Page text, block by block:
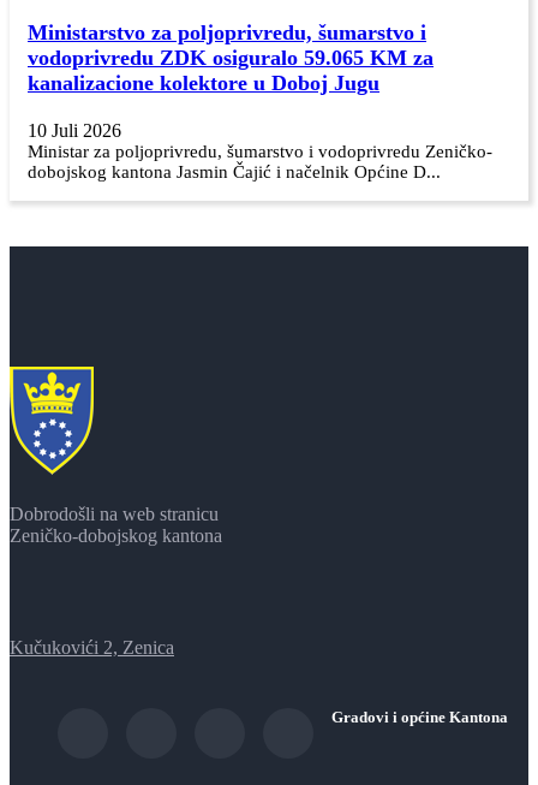
Ministarstvo za poljoprivredu, šumarstvo i
vodoprivredu ZDK osiguralo 59.065 KM za
kanalizacione kolektore u Doboj Jugu
10 Juli 2026
Ministar za poljoprivredu, šumarstvo i vodoprivredu Zeničko-
dobojskog kantona Jasmin Čajić i načelnik Općine D...
Dobrodošli na web stranicu
Zeničko-dobojskog kantona
Kučukovići 2, Zenica
Gradovi i općine Kantona